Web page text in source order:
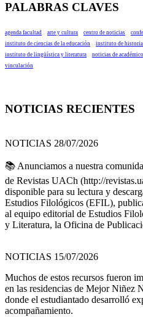
PALABRAS CLAVES
agenda facultad arte y cultura centro de noticias
instituto de ciencias de la educación
instituto de historia
instituto de lingüística y literatura
noticias de
vinculación
NOTICIAS RECIENTES
NOTICIAS 28/07/2026
📚 Anunciamos a nuestra
de Revistas UACh (http://
disponible para su lectura y
Estudios Filológicos (EFIL),
al equipo editorial de Estudios
y Literatura, la Oficina de
NOTICIAS 15/07/2026
Muchos de estos recursos fueron
en las residencias de Mejor Niñez
donde el estudiantado desarrolló
acompañamiento.